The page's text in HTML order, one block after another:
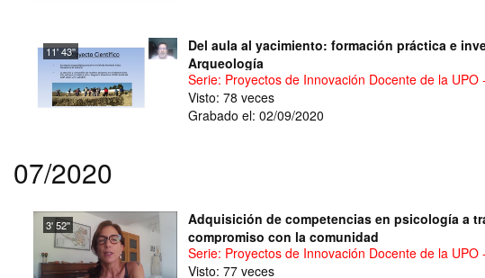
11' 43''
Del aula al yacimiento: formación práctica e
Arqueología
Serie: Proyectos de Innovación Docente de la UPO
Visto: 78 veces
Grabado el: 02/09/2020
07/2020
3' 52''
Adquisición de competencias en psicología a
compromiso con la comunidad
Serie: Proyectos de Innovación Docente de la UPO
Visto: 77 veces